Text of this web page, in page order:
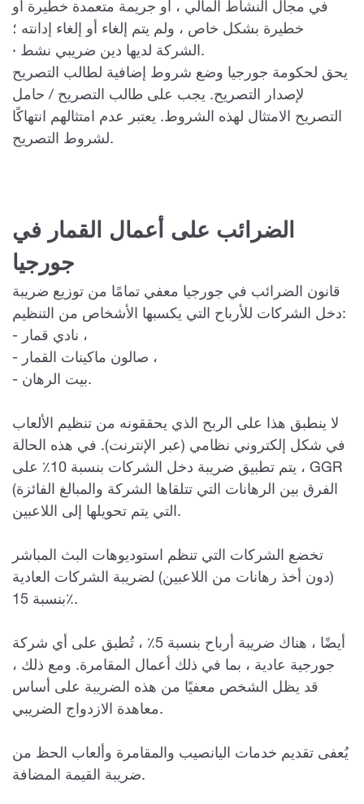
في مجال النشاط المالي ، أو جريمة متعمدة خطيرة أو
خطيرة بشكل خاص ، ولم يتم إلغاء أو إلغاء إدانته ؛
· الشركة لديها دين ضريبي نشط.
يحق لحكومة جورجيا وضع شروط إضافية لطالب التصريح
لإصدار التصريح. يجب على طالب التصريح / حامل
التصريح الامتثال لهذه الشروط. يعتبر عدم امتثالهم انتهاكًا
لشروط التصريح.
الضرائب على أعمال القمار في
جورجيا
قانون الضرائب في جورجيا معفي تمامًا من توزيع ضريبة
دخل الشركات للأرباح التي يكسبها الأشخاص من التنظيم:
- نادي قمار ،
- صالون ماكينات القمار ،
- بيت الرهان.
لا ينطبق هذا على الربح الذي يحققونه من تنظيم الألعاب
في شكل إلكتروني نظامي (عبر الإنترنت). في هذه الحالة
، يتم تطبيق ضريبة دخل الشركات بنسبة 10٪ على GGR
(الفرق بين الرهانات التي تتلقاها الشركة والمبالغ الفائزة
التي يتم تحويلها إلى اللاعبين.
تخضع الشركات التي تنظم استوديوهات البث المباشر
(دون أخذ رهانات من اللاعبين) لضريبة الشركات العادية
بنسبة 15٪.
أيضًا ، هناك ضريبة أرباح بنسبة 5٪ ، تُطبق على أي شركة
جورجية عادية ، بما في ذلك أعمال المقامرة. ومع ذلك ،
قد يظل الشخص معفيًا من هذه الضريبة على أساس
معاهدة الازدواج الضريبي.
يُعفى تقديم خدمات اليانصيب والمقامرة وألعاب الحظ من
ضريبة القيمة المضافة.